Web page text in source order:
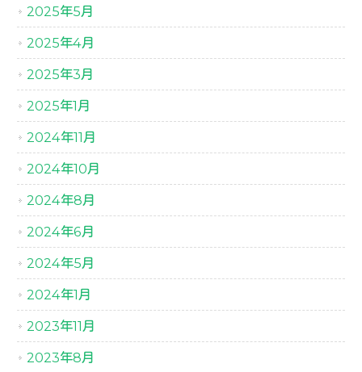
2025年5月
2025年4月
2025年3月
2025年1月
2024年11月
2024年10月
2024年8月
2024年6月
2024年5月
2024年1月
2023年11月
2023年8月